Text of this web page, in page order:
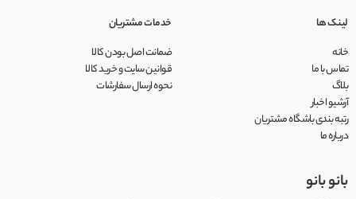
لینک ها
خانه
تماس با ما
بلاگ
آرشیو اخبار
رتبه بندی باشگاه مشتریان
درباره ما
خدمات مشتریان
ضمانت اصل بودن کالا
قوانین سایت و خرید کالا
نحوه ارسال سفارشات
بانو بانو